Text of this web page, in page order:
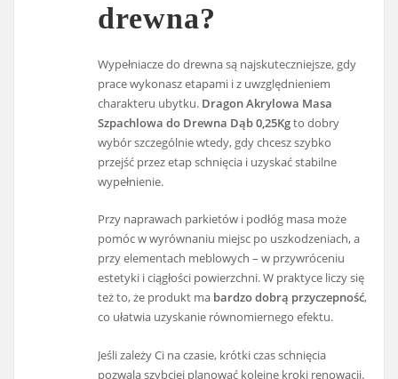
drewna?
Wypełniacze do drewna są najskuteczniejsze, gdy
prace wykonasz etapami i z uwzględnieniem
charakteru ubytku. Dragon Akrylowa Masa
Szpachlowa do Drewna Dąb 0,25Kgto dobry
wybór szczególnie wtedy, gdy chcesz szybko
przejść przez etap schnięcia i uzyskać stabilne
wypełnienie.
Przy naprawach parkietów i podłóg masa może
pomóc w wyrównaniu miejsc po uszkodzeniach, a
przy elementach meblowych – w przywróceniu
estetyki i ciągłości powierzchni. W praktyce liczy się
też to, że produkt ma bardzo dobrą przyczepność,
co ułatwia uzyskanie równomiernego efektu.
Jeśli zależy Ci na czasie, krótki czas schnięcia
pozwala szybciej planować kolejne kroki renowacji.